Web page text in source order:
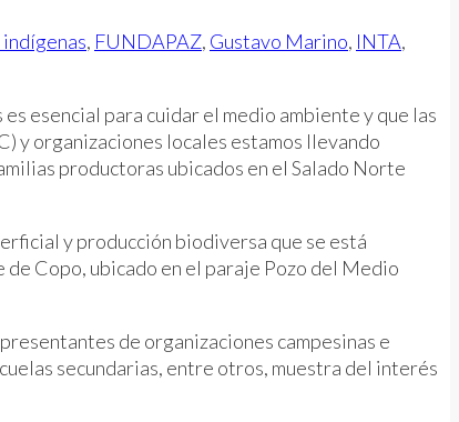
, FUNDAPAZ, Gustavo Marino, INTA,
esencial para cuidar el medio ambiente y que las
y organizaciones locales estamos llevando
productoras ubicados en el Salado Norte
y producción biodiversa que se está
Copo, ubicado en el paraje Pozo del Medio
de organizaciones campesinas e
secundarias, entre otros, muestra del interés